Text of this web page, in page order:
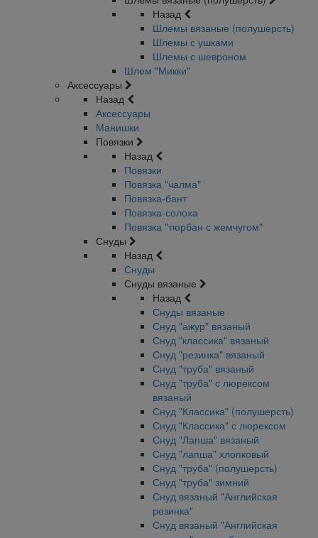
Назад
Шлемы вязаные (полушерсть)
Шлемы с ушками
Шлемы с шевроном
Шлем "Микки"
Аксессуары
Назад
Аксессуары
Манишки
Повязки
Назад
Повязки
Повязка "чалма"
Повязка-бант
Повязка-солоха
Повязка "тюрбан с жемчугом"
Снуды
Назад
Снуды
Снуды вязаные
Назад
Снуды вязаные
Снуд "ажур" вязаный
Снуд "классика" вязаный
Снуд "резинка" вязаный
Снуд "труба" вязаный
Снуд "труба" с люрексом
вязаный
Снуд "Классика" (полушерсть)
Снуд "Классика" с люрексом
Снуд "Лапша" вязаный
Снуд "лапша" хлопковый
Снуд "труба" (полушерсть)
Снуд "труба" зимний
Снуд вязаный "Английская
резинка"
Снуд вязаный "Английская